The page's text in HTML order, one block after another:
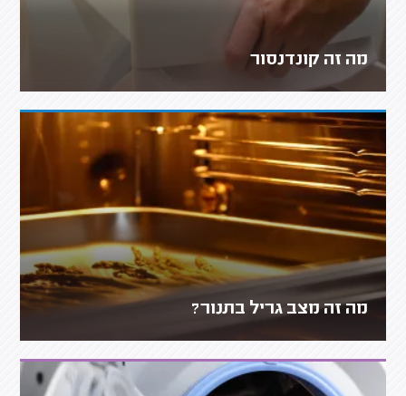
מה זה קונדנסור
מה זה מצב גריל בתנור?